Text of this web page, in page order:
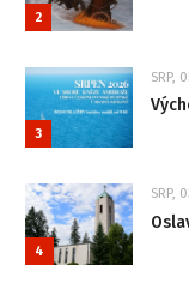
2
3
SRP,
4
SRP,